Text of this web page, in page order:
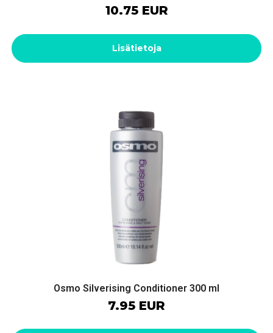
10.75 EUR
Lisätietoja
Osmo Silverising Conditioner 300 ml
7.95 EUR